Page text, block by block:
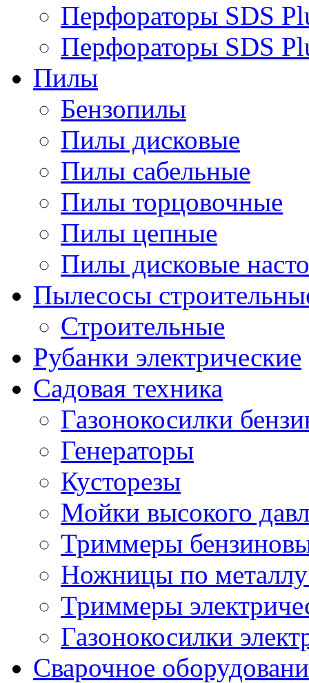
Перфораторы SDS
Перфораторы SDS
Пилы
Бензопилы
Пилы дисковые
Пилы сабельные
Пилы торцовочные
Пилы цепные
Пилы дисковые
Пылесосы
Строительные
Рубанки электрические
Садовая техника
Газонокосилки
Генераторы
Кусторезы
Мойки высокого
Триммеры
Ножницы по металлу
Триммеры
Газонокосилки
Сварочное